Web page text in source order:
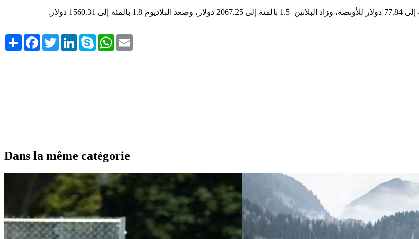
1.5 بالمئة إلى 2067.25 دولار، وصعد البلاديوم 1.8 بالمئة إلى 1560.31 دولار .
Share FacebookTwitterLinkedInSkype WhatsApp
Dans la même catégorie